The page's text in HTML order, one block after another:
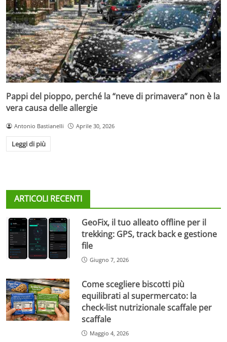
Pappi del pioppo, perché la “neve di primavera” non è la
vera causa delle allergie
Antonio Bastianelli Aprile 30, 2026
Leggi di più
ARTICOLI RECENTI
GeoFix, il tuo alleato offline per il
trekking: GPS, track back e gestione
file
Giugno 7, 2026
Come scegliere biscotti più
equilibrati al supermercato: la
check-list nutrizionale scaffale per
scaffale
Maggio 4, 2026